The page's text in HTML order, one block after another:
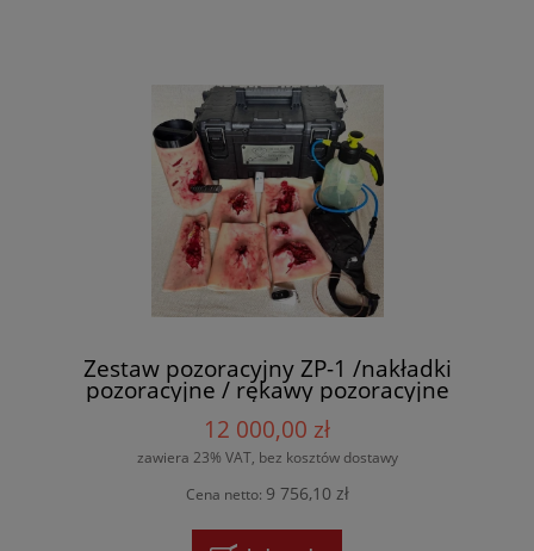
Zestaw pozoracyjny ZP-1 /nakładki
pozoracyjne / rękawy pozoracyjne
12 000,00 zł
zawiera 23% VAT, bez kosztów dostawy
Cena netto: 9 756,10 zł